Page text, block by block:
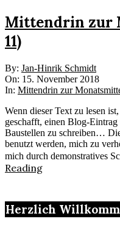
Mittendrin zur
11)
2018-
11-
15
By: Jan-Hinrik Schmidt
On: 15. November 2018
In: Mittendrin zur
Wenn dieser Text zu lesen
geschafft, einen Blog-
Baustellen zu schreiben…
benutzt werden, mich zu
mich durch demonstratives
Reading
Herzlich